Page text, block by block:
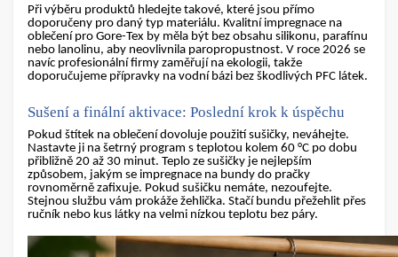
Při výběru produktů hledejte takové, které jsou přímo
doporučeny pro daný typ materiálu. Kvalitní impregnace na
oblečení pro Gore-Tex by měla být bez obsahu silikonu, parafínu
nebo lanolinu, aby neovlivnila paropropustnost. V roce 2026 se
navíc profesionální firmy zaměřují na ekologii, takže
doporučujeme přípravky na vodní bázi bez škodlivých PFC látek.
Sušení a finální aktivace: Poslední krok k úspěchu
Pokud štítek na oblečení dovoluje použití sušičky, neváhejte.
Nastavte ji na šetrný program s teplotou kolem 60 °C po dobu
přibližně 20 až 30 minut. Teplo ze sušičky je nejlepším
způsobem, jakým se impregnace na bundy do pračky
rovnoměrně zafixuje. Pokud sušičku nemáte, nezoufejte.
Stejnou službu vám prokáže žehlička. Stačí bundu přežehlit přes
ručník nebo kus látky na velmi nízkou teplotu bez páry.